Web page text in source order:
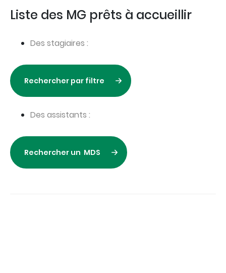
Liste des MG prêts à accueillir
Des stagiaires :
Rechercher par filtre
Des assistants :
Rechercher un MDS